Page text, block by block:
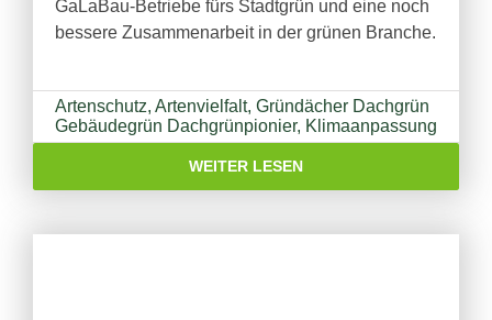
GaLaBau-Betriebe fürs Stadtgrün und eine noch
bessere Zusammenarbeit in der grünen Branche.
Artenschutz, Artenvielfalt, Gründächer Dachgrün
Gebäudegrün Dachgrünpionier, Klimaanpassung
WEITER LESEN